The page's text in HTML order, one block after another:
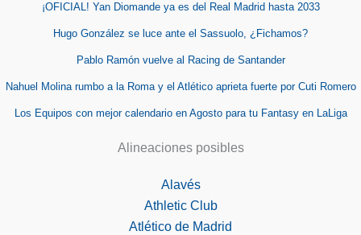
¡OFICIAL! Yan Diomande ya es del Real Madrid hasta 2033
Hugo González se luce ante el Sassuolo, ¿Fichamos?
Pablo Ramón vuelve al Racing de Santander
Nahuel Molina rumbo a la Roma y el Atlético aprieta fuerte por Cuti Romero
Los Equipos con mejor calendario en Agosto para tu Fantasy en LaLiga
Alineaciones posibles
Alavés
Athletic Club
Atlético de Madrid